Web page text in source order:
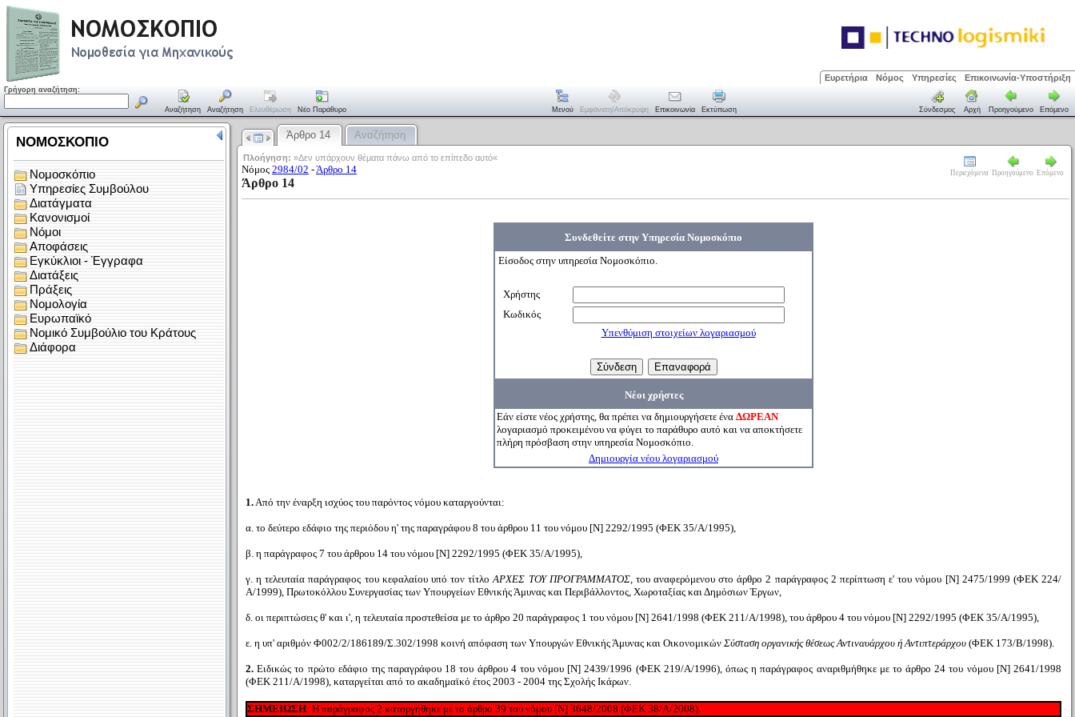
Ευρετήρια Νόμος Υπηρεσίες Επικοινωνία-Υποστήριξη
Γρήγορη αναζήτηση:
Αναζήτηση Αναζήτηση Ελευθέρωση Νέο Παράθυρο Μενού Εμφάνιση/απόκρυψη Επικοινωνία Εκτύπωση Σύνδεσμος Αρχή Προηγούμενο Επόμενο
Άρθρο 14 Αναζήτηση